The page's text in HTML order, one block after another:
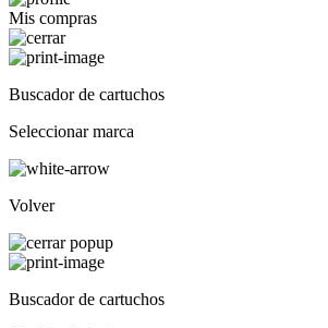
Mis compras
Buscador de cartuchos
Seleccionar marca
Volver
Buscador de cartuchos